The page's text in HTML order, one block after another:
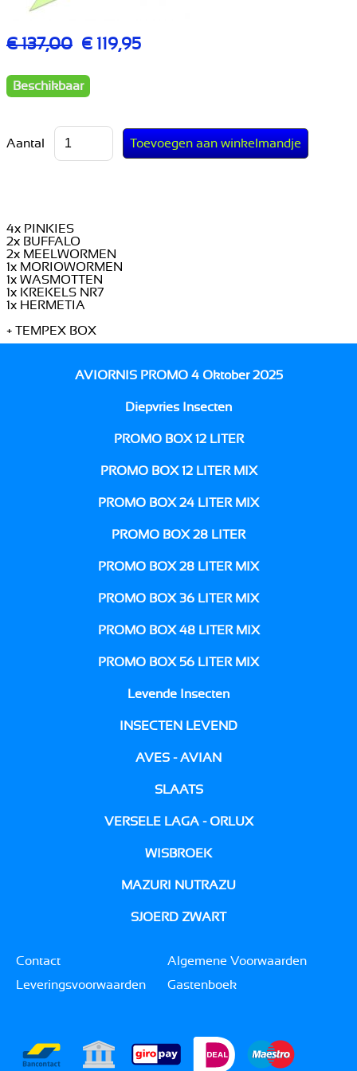
AVIORNIS PROMO 4 Oktober 2025
Diepvries Insecten
PROMO BOX 12 LITER
PROMO BOX 12 LITER MIX
PROMO BOX 24 LITER MIX
PROMO BOX 28 LITER
PROMO BOX 28 LITER MIX
PROMO BOX 36 LITER MIX
PROMO BOX 48 LITER MIX
PROMO BOX 56 LITER MIX
Levende Insecten
INSECTEN LEVEND
AVES - AVIAN
SLAATS
VERSELE LAGA - ORLUX
WISBROEK
MAZURI NUTRAZU
SJOERD ZWART
€ 137,00 € 119,95
Beschikbaar
Aantal
4x PINKIES
2x BUFFALO
2x MEELWORMEN
1x MORIOWORMEN
1x WASMOTTEN
1x KREKELS NR7
1x HERMETIA
+ TEMPEX BOX
Contact
Algemene Voorwaarden
Leveringsvoorwaarden
Gastenboek